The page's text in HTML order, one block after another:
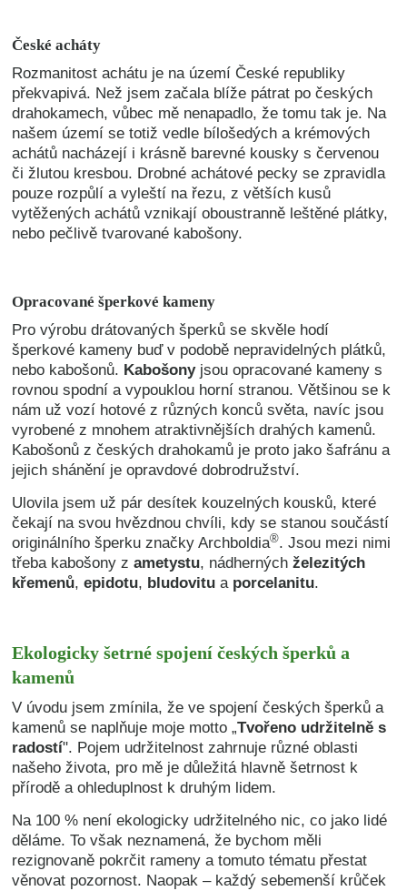
České acháty
Rozmanitost achátu je na území České republiky
překvapivá. Než jsem začala blíže pátrat po českých
drahokamech, vůbec mě nenapadlo, že tomu tak je. Na
našem území se totiž vedle bílošedých a krémových
achátů nacházejí i krásně barevné kousky s červenou
či žlutou kresbou. Drobné achátové pecky se zpravidla
pouze rozpůlí a vyleští na řezu, z větších kusů
vytěžených achátů vznikají oboustranně leštěné plátky,
nebo pečlivě tvarované kabošony.
Opracované šperkové kameny
Pro výrobu drátovaných šperků se skvěle hodí
šperkové kameny buď v podobě nepravidelných plátků,
nebo kabošonů. Kabošony jsou opracované kameny s
rovnou spodní a vypouklou horní stranou. Většinou se k
nám už vozí hotové z různých konců světa, navíc jsou
vyrobené z mnohem atraktivnějších drahých kamenů.
Kabošonů z českých drahokamů je proto jako šafránu a
jejich shánění je opravdové dobrodružství.
Ulovila jsem už pár desítek kouzelných kousků, které
čekají na svou hvězdnou chvíli, kdy se stanou součástí
originálního šperku značky Archboldia®. Jsou mezi nimi
třeba kabošony zametystu, nádhernýchželezitých
křemenů,epidotu, bludovitua porcelanitu.
Ekologicky šetrné spojení českých šperků a
kamenů
V úvodu jsem zmínila, že ve spojení českých šperků a
kamenů se naplňuje moje motto „Tvořeno udržitelně s
radostí". Pojem udržitelnost zahrnuje různé oblasti
našeho života, pro mě je důležitá hlavně šetrnost k
přírodě a ohleduplnost k druhým lidem.
Na 100 % není ekologicky udržitelného nic, co jako lidé
děláme. To však neznamená, že bychom měli
rezignovaně pokrčit rameny a tomuto tématu přestat
věnovat pozornost. Naopak – každý sebemenší krůček